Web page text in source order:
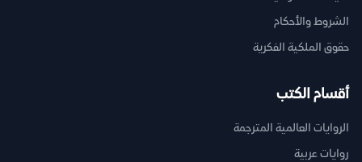
الشروط والأحكام
حقوق الملكية الفكرية
أقسام الكتب
الروايات العالمية المترجمة
روايات عربية